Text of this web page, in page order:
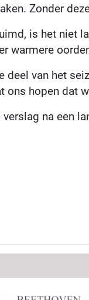
Zonder
is het niet
warmere
van het
hopen dat
na een